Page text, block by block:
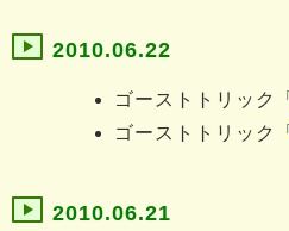
2010.06.22
ゴーストトリック「
ゴーストトリック「
2010.06.21